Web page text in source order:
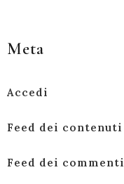
Meta
Accedi
Feed dei contenuti
Feed dei commenti